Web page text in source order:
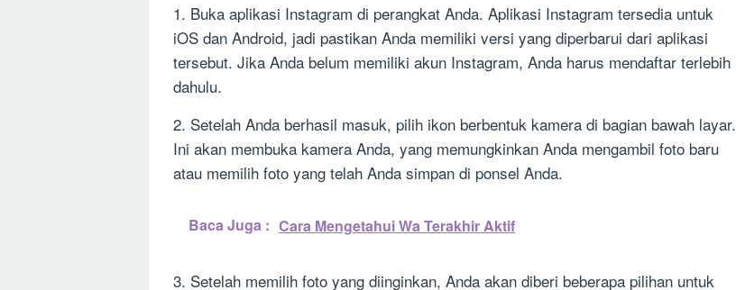
1. Buka aplikasi Instagram di perangkat Anda. Aplikasi Instagram tersedia untuk
iOS dan Android, jadi pastikan Anda memiliki versi yang diperbarui dari aplikasi
tersebut. Jika Anda belum memiliki akun Instagram, Anda harus mendaftar terlebih
dahulu.
2. Setelah Anda berhasil masuk, pilih ikon berbentuk kamera di bagian bawah layar.
Ini akan membuka kamera Anda, yang memungkinkan Anda mengambil foto baru
atau memilih foto yang telah Anda simpan di ponsel Anda.
Baca Juga : Cara Mengetahui Wa Terakhir Aktif
3. Setelah memilih foto yang diinginkan, Anda akan diberi beberapa pilihan untuk